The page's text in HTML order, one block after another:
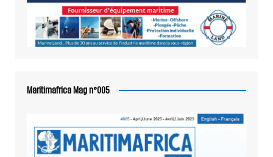
Maritimafrica Mag n°005